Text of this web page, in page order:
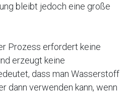
bleibt jedoch eine große
Prozess erfordert keine
erzeugt keine
dass man Wasserstoff
dann verwenden kann, wenn